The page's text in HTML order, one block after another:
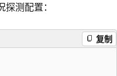
测配置：
复制